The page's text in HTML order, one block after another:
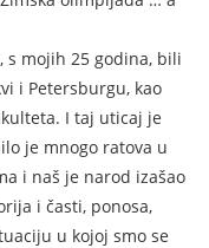
s mojih 25 godina, bili
i Petersburgu, kao
I taj uticaj je
je mnogo ratova u
i naš je narod izašao
i časti, ponosa,
u kojoj smo se